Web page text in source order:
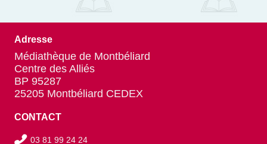
Adresse
Médiathèque de Montbéliard
Centre des Alliés
BP 95287
25205 Montbéliard CEDEX
CONTACT
03 81 99 24 24